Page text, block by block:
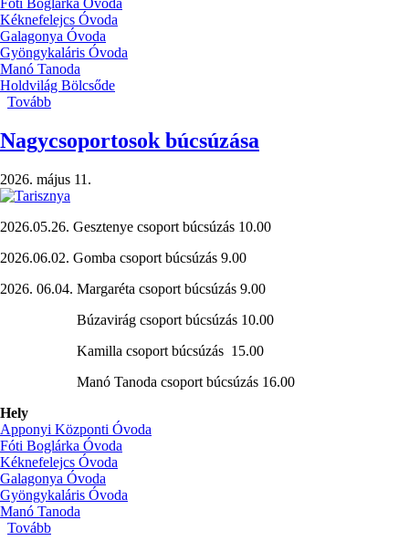
Fóti Boglárka Óvoda
Kéknefelejcs Óvoda
Galagonya Óvoda
Gyöngykaláris Óvoda
Manó Tanoda
Holdvilág Bölcsőde
Tovább
munkanapok)
Nagycsoportosok búcsúzása
2026. május 11.
2026.05.26. Gesztenye csoport búcsúzás 10.00
2026.06.02. Gomba csoport búcsúzás 9.00
2026. 06.04. Margaréta csoport búcsúzás 9.00
Búzavirág csoport búcsúzás 10.00
Kamilla csoport búcsúzás 15.00
Manó Tanoda csoport búcsúzás 16.00
Hely
Apponyi Központi Óvoda
Fóti Boglárka Óvoda
Kéknefelejcs Óvoda
Galagonya Óvoda
Gyöngykaláris Óvoda
Manó Tanoda
Tovább